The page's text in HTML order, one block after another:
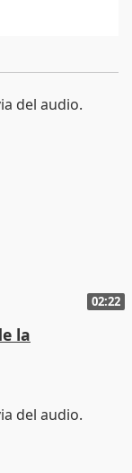
02:22
la